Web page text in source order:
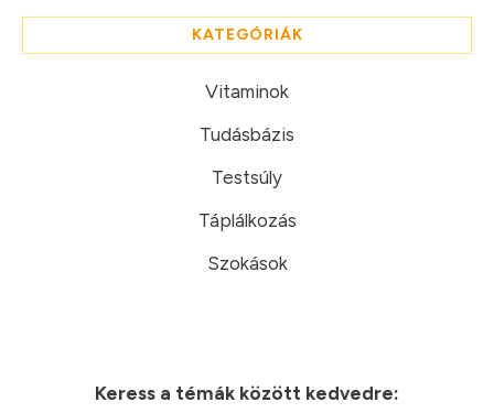
KATEGÓRIÁK
Vitaminok
Tudásbázis
Testsúly
Táplálkozás
Szokások
Keress a témák között kedvedre: